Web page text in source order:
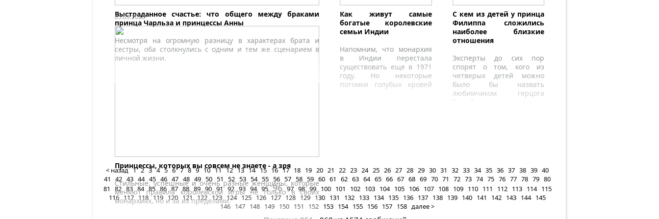
Выстраданное счастье: что общего между браками
принца Чарльза и принцессы Анны
Несмотря на огромную разницу в характерах брата и
сестры, оба столкнулись с одним и тем же сценарием в
личной жизни.
Как живут самые
богатые королевские
семьи Индии
Напомним, что монархия
в Индии перестала
существовать еще в 1971
году. Но некоторые
потомки голубых кровей
С кем из детей у принца
Филиппа сложились
наиболее близкие
отношения
Эксперты до сих пор
спорят о том, кого из
четверых детей можно
было бы назвать
любимчиком герцога
Эдинбургского, однако
05.09.2020
Принцессы, которых вы совсем не знаете - а зря
Стильные, успешные и очень разные женщины, которые
меняют правила королевской игры не только в своих
монархиях, но и за их пределами.
< назад 1 2 3 4 5 6 7 8 9 10 11 12 13 14 15 16 17 18 19 20 21 22 23 24 25 26 27 28 29 30 31 32 33 34 35 36 37 38 39 40
41
42 43 44 45 46 47 48 49 50 51 52 53 54 55 56 57 58 59 60 61 62 63 64 65 66 67 68 69 70 71 72 73 74 75 76 77 78 79 80
81
82 83 84 85 86 87 88 89 90 91 92 93 94 95 96 97 98 99 100 101 102 103 104 105 106 107 108 109 110 111 112 113 114 115
116 117 118 119 120 121 122 123 124 125 126 127 128 129 130 131 132 133 134 135 136 137 138 139 140 141 142 143 144 145
146 147 148 149 150 151 152 153 154 155 156 157 158 далее >